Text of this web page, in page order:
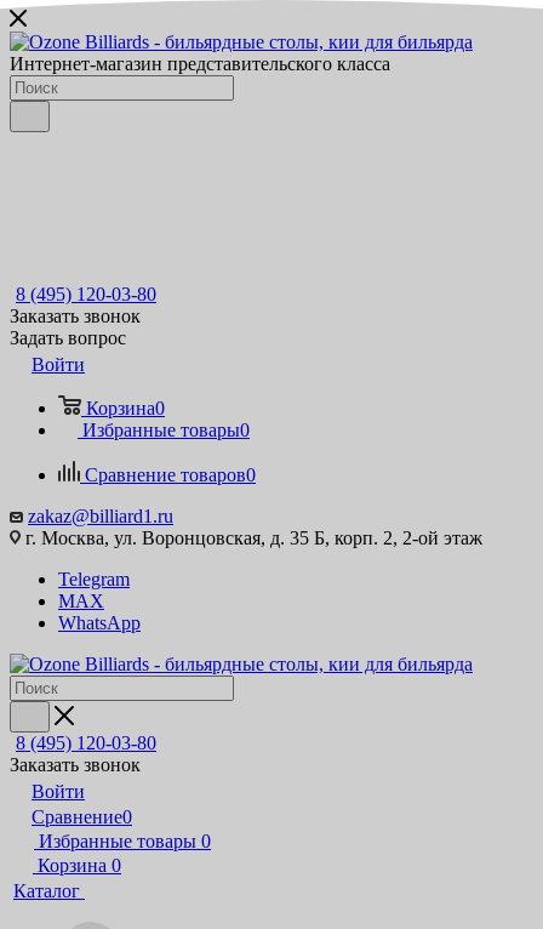
Интернет-магазин представительского класса
8 (495) 120-03-80
Заказать звонок
Задать вопрос
Войти
Корзина0
Избранные товары0
Сравнение товаров0
zakaz@billiard1.ru
г. Москва, ул. Воронцовская, д. 35 Б, корп. 2, 2-ой этаж
Telegram
MAX
WhatsApp
8 (495) 120-03-80
Заказать звонок
Войти
Сравнение0
Избранные товары 0
Корзина 0
Каталог